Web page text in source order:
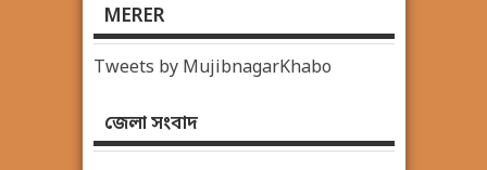
MERER
Tweets by MujibnagarKhabo
জেলা সংবাদ